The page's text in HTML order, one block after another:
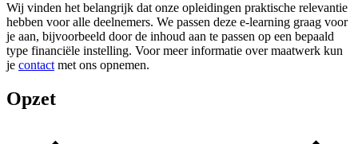
Wij vinden het belangrijk dat onze opleidingen praktische relevantie
hebben voor alle deelnemers. We passen deze e-learning graag voor
je aan, bijvoorbeeld door de inhoud aan te passen op een bepaald
type financiële instelling. Voor meer informatie over maatwerk kun
je contact met ons opnemen.
Opzet